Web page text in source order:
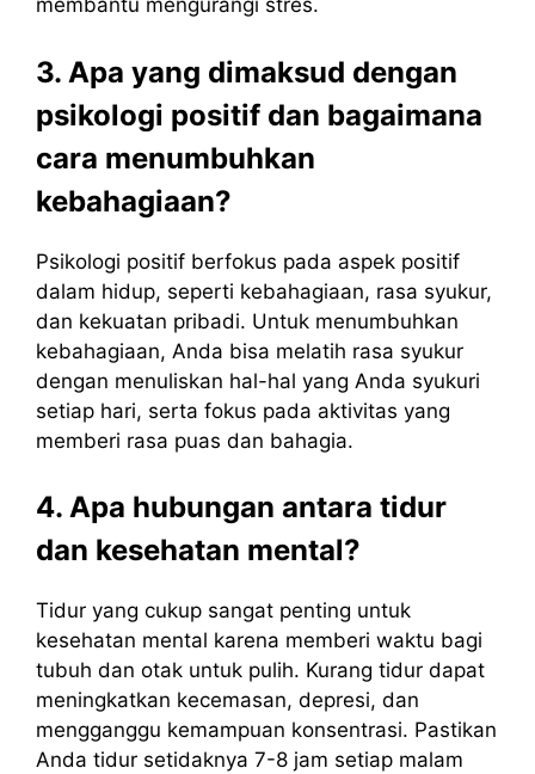
membantu mengurangi stres.
3. Apa yang dimaksud dengan
psikologi positif dan bagaimana
cara menumbuhkan
kebahagiaan?
Psikologi positif berfokus pada aspek positif
dalam hidup, seperti kebahagiaan, rasa syukur,
dan kekuatan pribadi. Untuk menumbuhkan
kebahagiaan, Anda bisa melatih rasa syukur
dengan menuliskan hal-hal yang Anda syukuri
setiap hari, serta fokus pada aktivitas yang
memberi rasa puas dan bahagia.
4. Apa hubungan antara tidur
dan kesehatan mental?
Tidur yang cukup sangat penting untuk
kesehatan mental karena memberi waktu bagi
tubuh dan otak untuk pulih. Kurang tidur dapat
meningkatkan kecemasan, depresi, dan
mengganggu kemampuan konsentrasi. Pastikan
Anda tidur setidaknya 7-8 jam setiap malam